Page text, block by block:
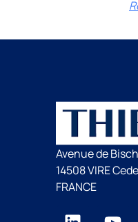
Avenue de
14508 VIRE
FRANCE